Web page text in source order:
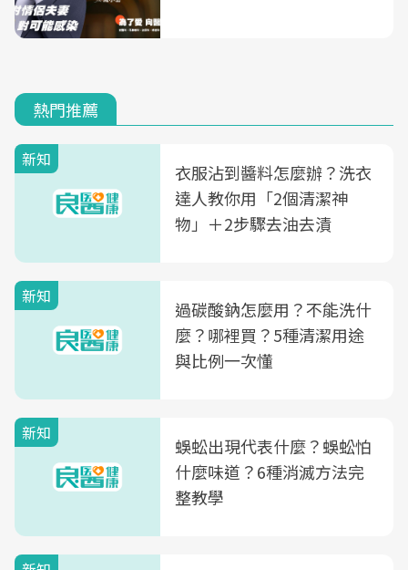
熱門推薦
新知
衣服沾到醬料怎麼辦？洗衣
達人教你用「2個清潔神
物」＋2步驟去油去漬
新知
過碳酸鈉怎麼用？不能洗什
麼？哪裡買？5種清潔用途
與比例一次懂
新知
蜈蚣出現代表什麼？蜈蚣怕
什麼味道？6種消滅方法完
整教學